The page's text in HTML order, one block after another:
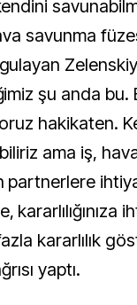
savunma
şu anda bu.
hakikaten.
ama iş,
kararlılık
yaptı.